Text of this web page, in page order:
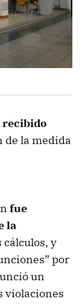
recibido
de la medida
fue
la
cálculos, y
por
un
violaciones